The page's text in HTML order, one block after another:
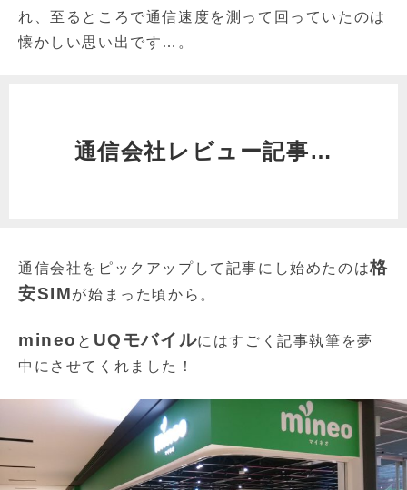
れ、至るところで通信速度を測って回っていたのは
懐かしい思い出です…。
通信会社レビュー記事…
通信会社をピックアップして記事にし始めたのは格
安SIMが始まった頃から。
mineo と UQモバイルにはすごく記事執筆を夢
中にさせてくれました！